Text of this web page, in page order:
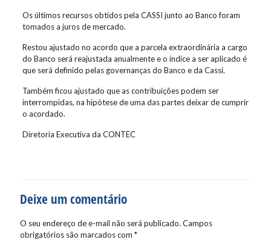
Os últimos recursos obtidos pela CASSI junto ao Banco foram
tomados a juros de mercado.
Restou ajustado no acordo que a parcela extraordinária a cargo
do Banco será reajustada anualmente e o índice a ser aplicado é
que será definido pelas governanças do Banco e da Cassi.
Também ficou ajustado que as contribuições podem ser
interrompidas, na hipótese de uma das partes deixar de cumprir
o acordado.
Diretoria Executiva da CONTEC
Deixe um comentário
O seu endereço de e-mail não será publicado. Campos
obrigatórios são marcados com *